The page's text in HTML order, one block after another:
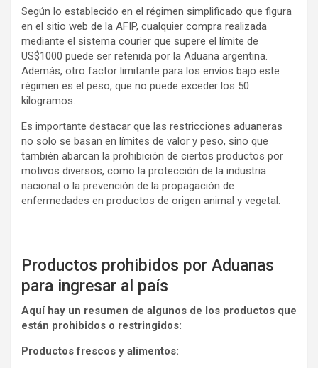
Según lo establecido en el régimen simplificado que figura
en el sitio web de la AFIP, cualquier compra realizada
mediante el sistema courier que supere el límite de
US$1000 puede ser retenida por la Aduana argentina.
Además, otro factor limitante para los envíos bajo este
régimen es el peso, que no puede exceder los 50
kilogramos.
Es importante destacar que las restricciones aduaneras
no solo se basan en límites de valor y peso, sino que
también abarcan la prohibición de ciertos productos por
motivos diversos, como la protección de la industria
nacional o la prevención de la propagación de
enfermedades en productos de origen animal y vegetal.
Productos prohibidos por Aduanas
para ingresar al país
Aquí hay un resumen de algunos de los productos que
están prohibidos o restringidos:
Productos frescos y alimentos: